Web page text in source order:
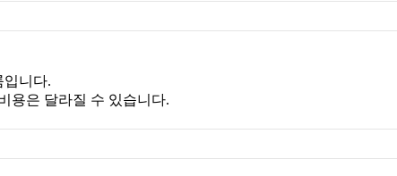
입니다.
용은 달라질 수 있습니다.